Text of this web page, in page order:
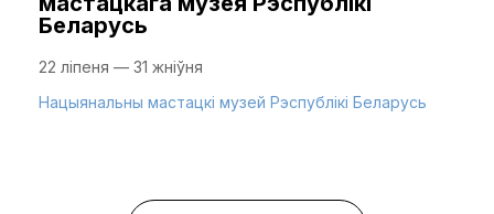
Беларусь
22 ліпеня — 31 жніўня
Нацыянальны мастацкі музей Рэспублікі Беларусь